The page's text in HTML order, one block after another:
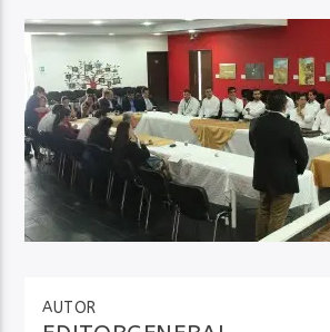
Audio en Vivo
AUTOR